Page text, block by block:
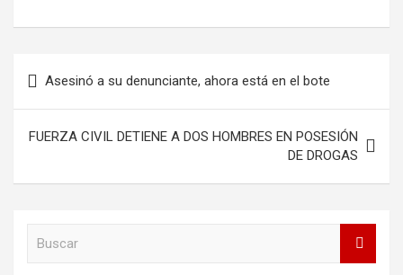
de
entradas
Asesinó a su denunciante, ahora está en el bote
FUERZA CIVIL DETIENE A DOS HOMBRES EN POSESIÓN
DE DROGAS